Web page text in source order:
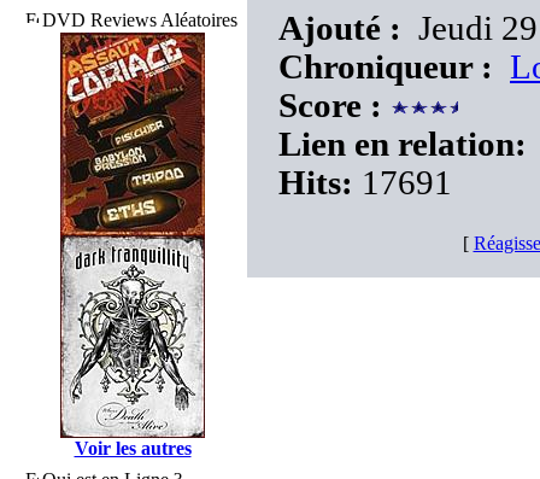
DVD Reviews Aléatoires
Voir les autres
Ajouté : Jeudi
Chroniqueur :
Score :
Lien en relation:
Hits: 17691
[